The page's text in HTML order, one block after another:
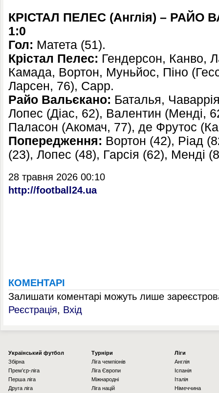
КРІСТАЛ ПЕЛЕС (Англія) – РАЙО
1:0
Гол: Матета (51).
Крістал Пелес: Гендерсон, Канво,
Камада, Вортон, Муньйос, Піно
Ларсен, 76), Сарр.
Райо Вальєкано: Баталья,
Лопес (Діас, 62), Валентин (Менді,
Паласон (Акомач, 77), де Фрутос
Попередження: Вортон (42), Ріад
(23), Лопес (48), Гарсія (62), Менді
28 травня 2026 00:10
http://football24.ua
КОМЕНТАРІ
Залишати коментарі можуть лише
Реєстрація, Вхід
Українcький футбол
Збірна
Прем'єр-ліга
Перша ліга
Друга ліга
Турніри
Ліга чемпіонів
Ліга Європи
Міжнародні
Ліга націй
Ліги
Англія
Іспанія
Італія
Німеччина